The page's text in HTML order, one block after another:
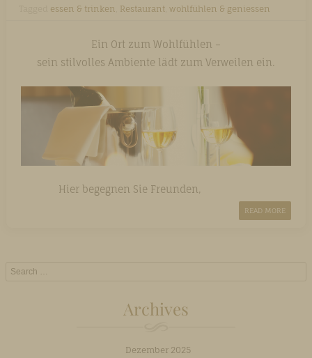
essen & trinken Restaurant wohlfühlen & geniessen
Ein Ort zum Wohlfühlen –
sein stilvolles Ambiente lädt zum Verweilen ein.
Hier begegnen Sie Freunden,
READ MORE
Search
Archives
Dezember 2025